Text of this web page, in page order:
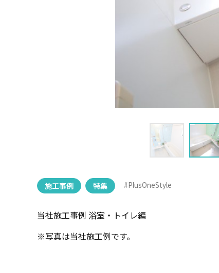
施工事例 特集 #PlusOneStyle
当社施工事例 浴室・トイレ編
※写真は当社施工例です。